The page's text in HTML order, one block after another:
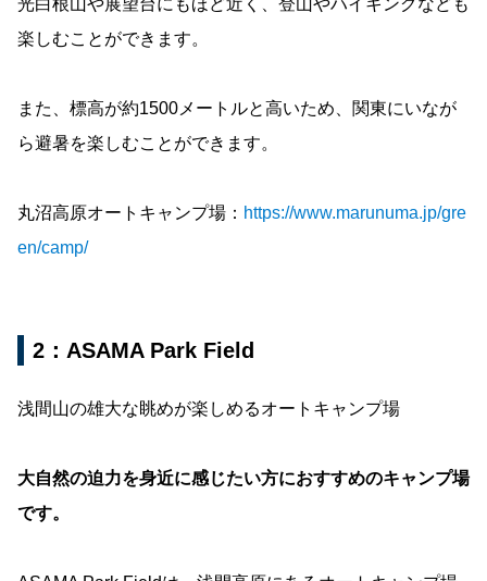
光白根山や展望台にもほど近く、登山やハイキングなども
楽しむことができます。
また、標高が約1500メートルと高いため、関東にいなが
ら避暑を楽しむことができます。
丸沼高原オートキャンプ場： https://www.marunuma.jp/gre
en/camp/
2：ASAMA Park Field
浅間山の雄大な眺めが楽しめるオートキャンプ場
大自然の迫力を身近に感じたい方におすすめのキャンプ場
です。